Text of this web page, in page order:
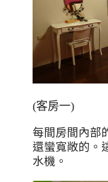
(客房一)
每間房間內部
還蠻寬敞的。
水機。